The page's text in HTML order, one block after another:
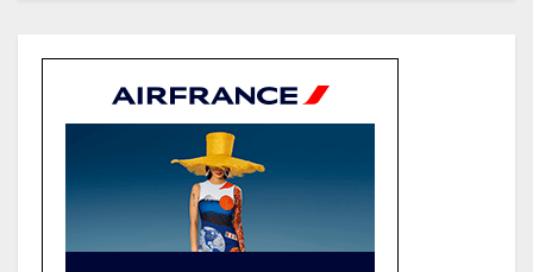
des recettes budgétaires
(Rapport)
Société : Vives polémiques sur
l’identité de Bombé Marcel auprès
de la communauté Babongo